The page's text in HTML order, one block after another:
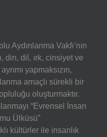
Aydınlanma Vakfı’nın
din, dil, ırk, cinsiyet ve
yapmaksızın,
amaçlı sürekli bir
oluşturmaktır.
“Evrensel İnsan
Ülküsü”
kültürler ile insanlık